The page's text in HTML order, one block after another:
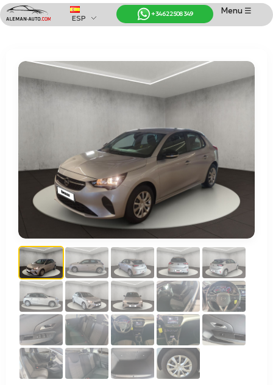
Coches de Alemania
Importación de Coches de Alemania
Menu ☰
+34 622 508 349
ESP